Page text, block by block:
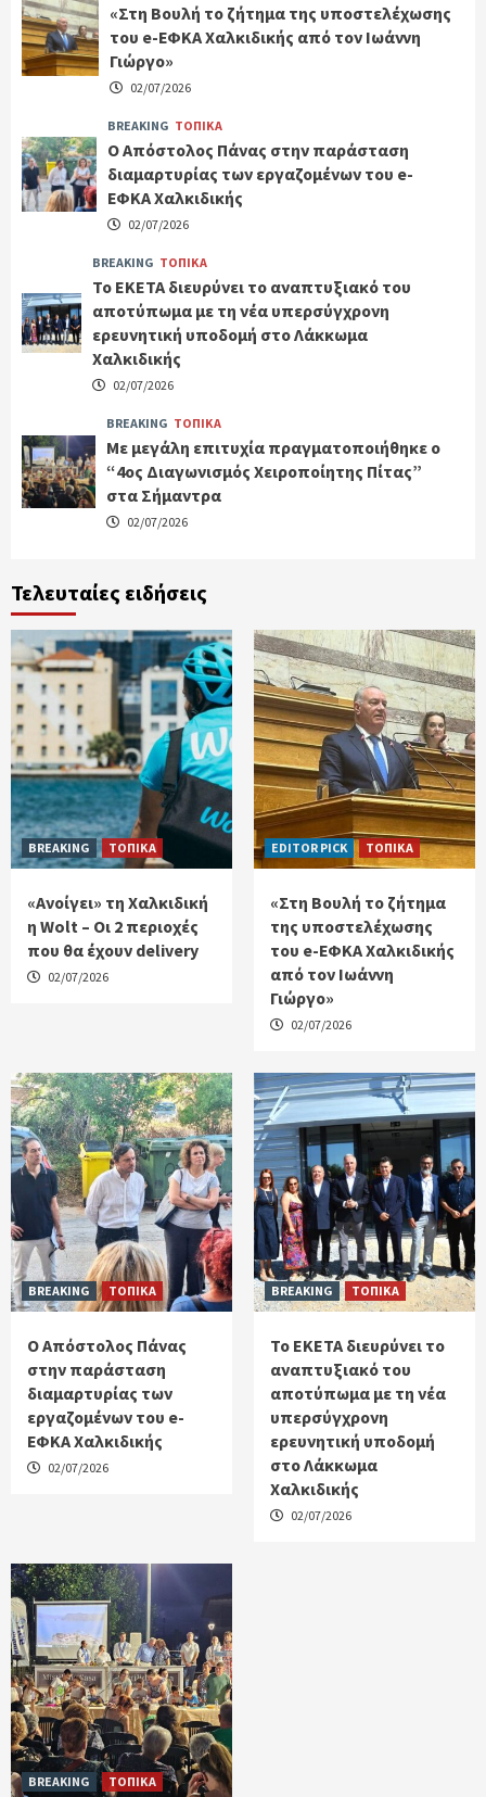
«Στη Βουλή το ζήτημα της υποστελέχωσης
του e-ΕΦΚΑ Χαλκιδικής από τον Ιωάννη
Γιώργο»
02/07/2026
BREAKING ΤΟΠΙΚΑ
Ο Απόστολος Πάνας στην παράσταση
διαμαρτυρίας των εργαζομένων του e-
ΕΦΚΑ Χαλκιδικής
02/07/2026
BREAKING ΤΟΠΙΚΑ
Το ΕΚΕΤΑ διευρύνει το αναπτυξιακό του
αποτύπωμα με τη νέα υπερσύγχρονη
ερευνητική υποδομή στο Λάκκωμα
Χαλκιδικής
02/07/2026
BREAKING ΤΟΠΙΚΑ
Με μεγάλη επιτυχία πραγματοποιήθηκε ο
“4ος Διαγωνισμός Χειροποίητης Πίτας”
στα Σήμαντρα
02/07/2026
Τελευταίες ειδήσεις
BREAKING ΤΟΠΙΚΑ
«Ανοίγει» τη Χαλκιδική
η Wolt – Οι 2 περιοχές
που θα έχουν delivery
02/07/2026
EDITOR PICK ΤΟΠΙΚΑ
«Στη Βουλή το ζήτημα
της υποστελέχωσης
του e-ΕΦΚΑ Χαλκιδικής
από τον Ιωάννη
Γιώργο»
02/07/2026
BREAKING ΤΟΠΙΚΑ
Ο Απόστολος Πάνας
στην παράσταση
διαμαρτυρίας των
εργαζομένων του e-
ΕΦΚΑ Χαλκιδικής
02/07/2026
BREAKING ΤΟΠΙΚΑ
Το ΕΚΕΤΑ διευρύνει το
αναπτυξιακό του
αποτύπωμα με τη νέα
υπερσύγχρονη
ερευνητική υποδομή
στο Λάκκωμα
Χαλκιδικής
02/07/2026
BREAKING ΤΟΠΙΚΑ